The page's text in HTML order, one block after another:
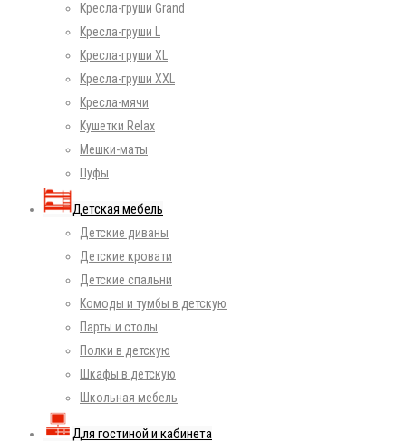
Кресла-груши Grand
Кресла-груши L
Кресла-груши XL
Кресла-груши XXL
Кресла-мячи
Кушетки Relax
Мешки-маты
Пуфы
Детская мебель
Детские диваны
Детские кровати
Детские спальни
Комоды и тумбы в детскую
Парты и столы
Полки в детскую
Шкафы в детскую
Школьная мебель
Для гостиной и кабинета